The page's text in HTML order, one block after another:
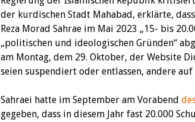
der kurdischen Stadt Mahabad, erklärte,
Reza Morad Sahrae im Mai 2023 „15- bis
„politischen und ideologischen Gründen“
am Montag, dem 29. Oktober, der Website
seien suspendiert oder entlassen, andere
Sahraei hatte im September am Vorabend
gegeben, dass in diesem Jahr fast 20.000